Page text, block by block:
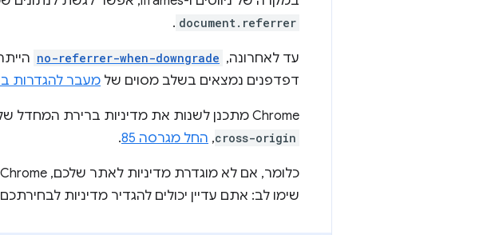
document.referrer
.
עד לאחרונה, no-referrer-when-downgrade
דפדפנים נמצאים בשלב מסוים של מעבר להגדרות
‫Chrome מתכנן לשנות את מדיניות ברירת המחדל שלו מ-
cross-origin
, החל מגרסה 85 .
כלומר, אם לא מוגדרת מדיניות לאתר שלכם, Chrome ישתמש ב-
שימו לב: אתם עדיין יכולים להגדיר מדיניות